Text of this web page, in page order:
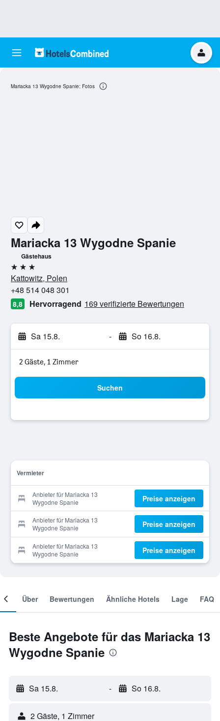
Mariacka 13 Wygodne Spanie
Gästehaus
3 Sterne
Kattowitz, Polen
+48 514 048 301
8,8 Hervorragend 169 verifizierte Bewertungen
Sa 15.8. - So 16.8.
2 Gäste, 1 Zimmer
Suchen
Vermieter
Anbieter für Mariacka 13
Wygodne Spanie
Preise anzeigen
Anbieter für Mariacka 13
Wygodne Spanie
Preise anzeigen
Anbieter für Mariacka 13
Wygodne Spanie
Preise anzeigen
Mariacka 13 Wygodne Spanie: Fotos
Über Bewertungen Ähnliche Hotels Lage FAQ
Beste Angebote für das Mariacka 13
Wygodne Spanie
Sa 15.8. - So 16.8.
2 Gäste, 1 Zimmer